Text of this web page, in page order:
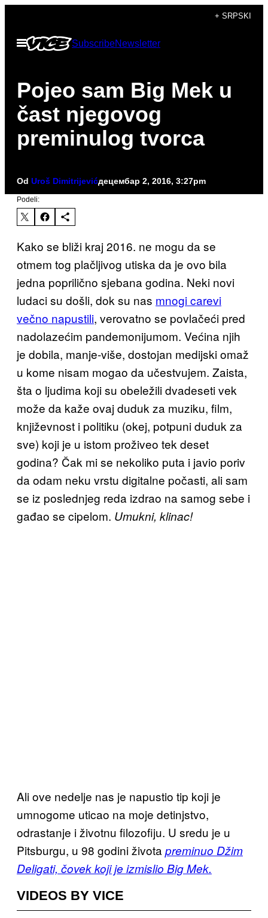
садржај
+ SRPSKI
Otvori
Meni
SubscribeNewsletter
Pojeo sam Big Mek u
čast njegovog
preminulog tvorca
Od Uroš Dimitrijevićдецембар 2, 2016, 3:27pm
Podeli:
Kako se bliži kraj 2016. ne mogu da se
otmem tog plačljivog utiska da je ovo bila
jedna poprilično sjebana godina. Neki novi
ludaci su došli, dok su nas mnogi carevi
večno napustili, verovatno se povlačeći pred
nadolazećim pandemonijumom. Većina njih
je dobila, manje-više, dostojan medijski omaž
u kome nisam mogao da učestvujem. Zaista,
šta o ljudima koji su obeležili dvadeseti vek
može da kaže ovaj duduk za muziku, film,
književnost i politiku (okej, potpuni duduk za
sve) koji je u istom proživeo tek deset
godina? Čak mi se nekoliko puta i javio poriv
da odam neku vrstu digitalne počasti, ali sam
se iz poslednjeg reda izdrao na samog sebe i
gađao se cipelom. Umukni, klinac!
Ali ove nedelje nas je napustio tip koji je
umnogome uticao na moje detinjstvo,
odrastanje i životnu filozofiju. U sredu je u
Pitsburgu, u 98 godini života preminuo Džim
Deligati, čovek koji je izmislio Big Mek.
VIDEOS BY VICE